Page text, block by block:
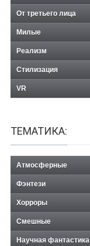
От третьего лица
Милые
Реализм
Стилизация
VR
ТЕМАТИКА:
Атмосферные
Фэнтези
Хорроры
Смешные
Научная фантастика